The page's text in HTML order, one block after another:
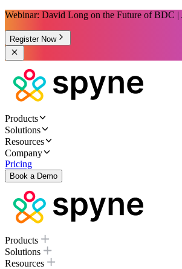
Webinar: David Long on the Future of BDC
Register Now
Products
Solutions
Resources
Company
Pricing
Book a Demo
Products
Solutions
Resources